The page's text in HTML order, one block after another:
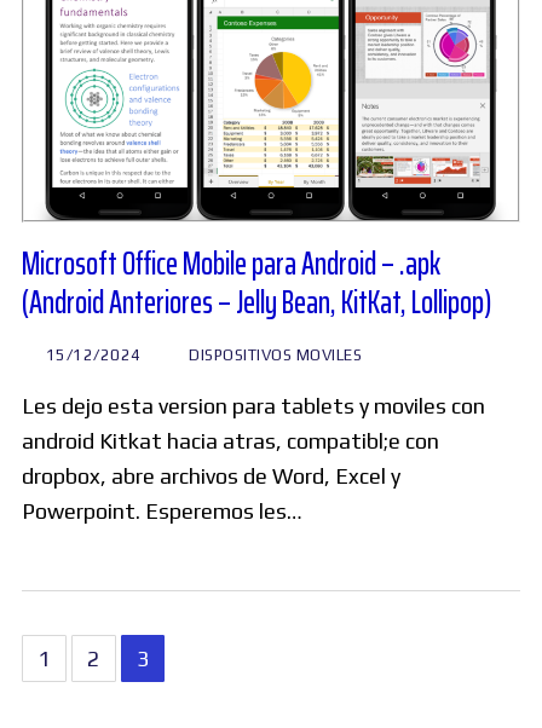
Microsoft Office Mobile para Android – .apk
(Android Anteriores – Jelly Bean, KitKat, Lollipop)
15/12/2024 DISPOSITIVOS MOVILES
Les dejo esta version para tablets y moviles con
android Kitkat hacia atras, compatibl;e con
dropbox, abre archivos de Word, Excel y
Powerpoint. Esperemos les…
Paginación
de
1 2 3